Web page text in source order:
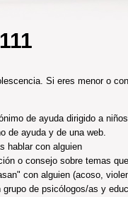
Si eres menor o
de ayuda dirigido a
de ayuda y de una web.
hablar con alguien
o consejo sobre temas
con alguien (acoso,
de psicólogos/as y